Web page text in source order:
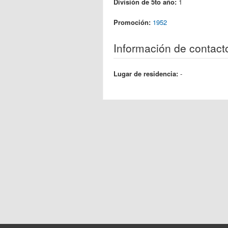
Promoción: 1952
Información de
Lugar de residencia: -